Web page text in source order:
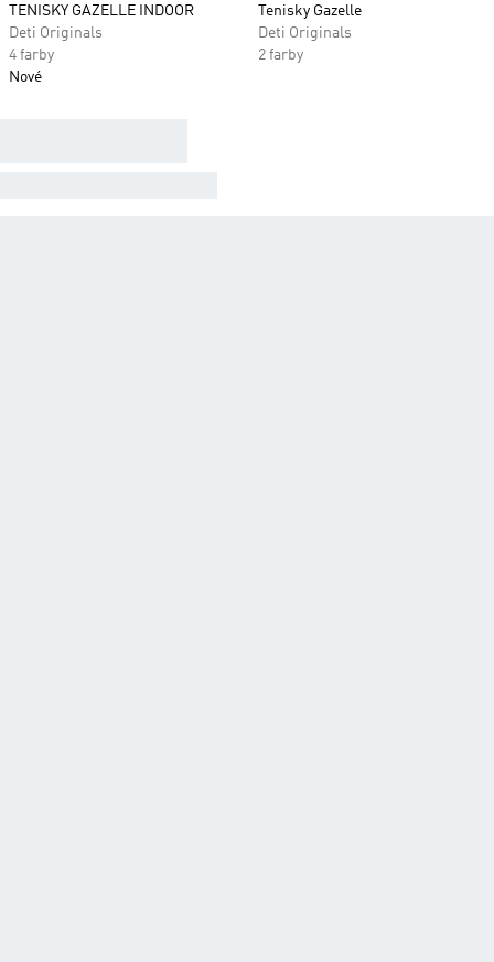
TENISKY GAZELLE INDOOR
Deti Originals
4 farby
Nové
Tenisky Gazelle
Deti Originals
2 farby